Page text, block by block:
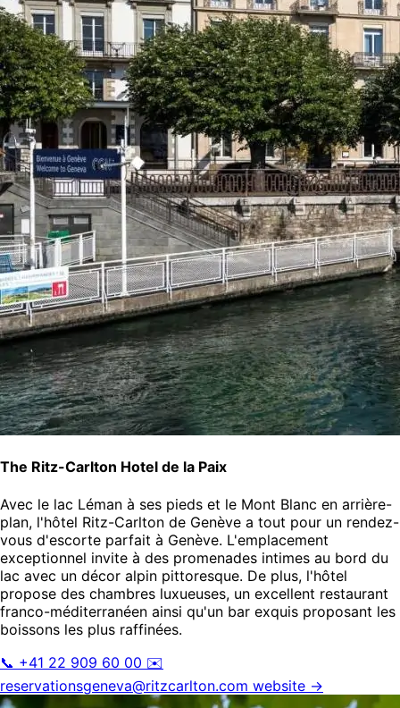
The Ritz-Carlton Hotel de la Paix
Avec le lac Léman à ses pieds et le Mont Blanc en arrière-
plan, l'hôtel Ritz-Carlton de Genève a tout pour un rendez-
vous d'escorte parfait à Genève. L'emplacement
exceptionnel invite à des promenades intimes au bord du
lac avec un décor alpin pittoresque. De plus, l'hôtel
propose des chambres luxueuses, un excellent restaurant
franco-méditerranéen ainsi qu'un bar exquis proposant les
boissons les plus raffinées.
📞 +41 22 909 60 00 ✉️
reservationsgeneva@ritzcarlton.com website →